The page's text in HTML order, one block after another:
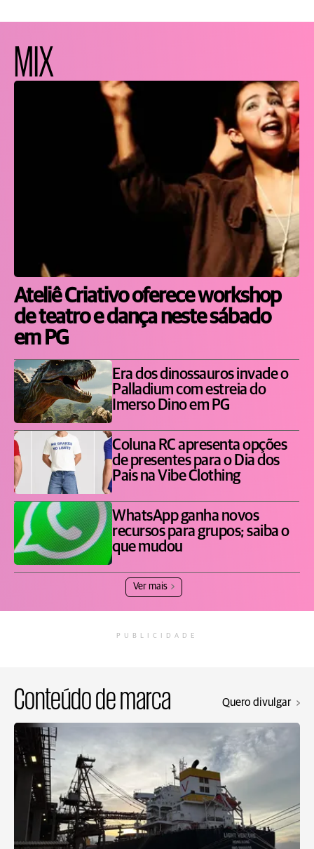
MIX
Ateliê Criativo oferece workshop
de teatro e dança neste sábado
em PG
Era dos dinossauros invade o
Palladium com estreia do
Imerso Dino em PG
Coluna RC apresenta opções
de presentes para o Dia dos
Pais na Vibe Clothing
WhatsApp ganha novos
recursos para grupos; saiba o
que mudou
Ver mais
PUBLICIDADE
Conteúdo de marca Quero divulgar